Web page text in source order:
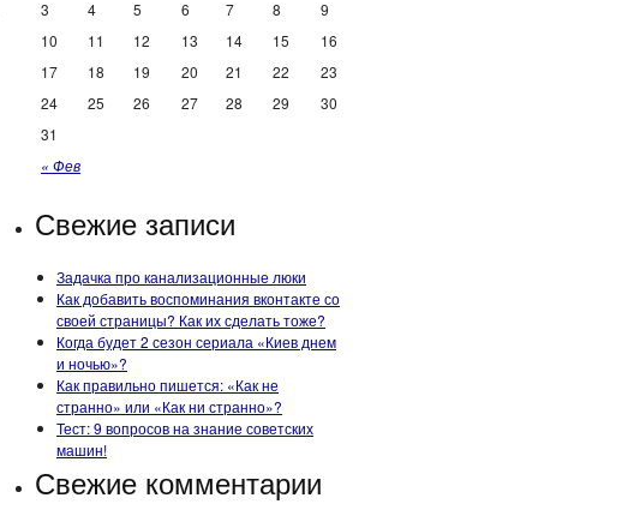
« Фев
3
4 5 6 7 8
9
10
11 12 13 14 15
16
17
18 19 20 21 22
23
24
25 26 27 28 29
30
31
Свежие записи
Задачка про канализационные люки
Как добавить воспоминания вконтакте со
своей страницы? Как их сделать тоже?
Когда будет 2 сезон сериала «Киев днем
и ночью»?
Как правильно пишется: «Как не
странно» или «Как ни странно»?
Тест: 9 вопросов на знание советских
машин!
Свежие комментарии